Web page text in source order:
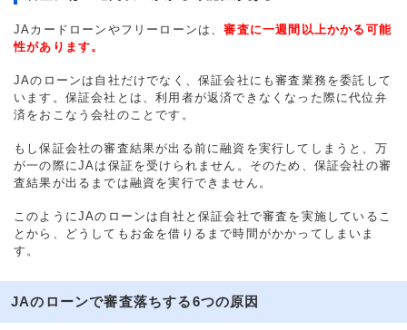
JAカードローンやフリーローンは、審査に一週間以上かかる可能
性があります。
JAのローンは自社だけでなく、保証会社にも審査業務を委託して
います。保証会社とは、利用者が返済できなくなった際に代位弁
済をおこなう会社のことです。
もし保証会社の審査結果が出る前に融資を実行してしまうと、万
が一の際にJAは保証を受けられません。そのため、保証会社の審
査結果が出るまでは融資を実行できません。
このようにJAのローンは自社と保証会社で審査を実施しているこ
とから、どうしてもお金を借りるまで時間がかかってしまいま
す。
JAのローンで審査落ちする6つの原因